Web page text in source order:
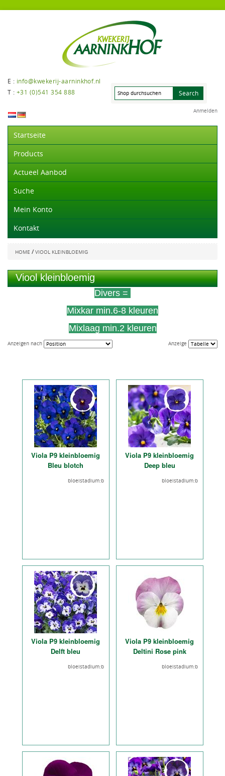
E : info@kwekerij-aarninkhof.nl
T : +31 (0)541 354 888
Anmelden
Startseite
Products
Actueel Aanbod
Suche
Mein Konto
Kontakt
HOME / VIOOL KLEINBLOEMIG
Viool kleinbloemig
Divers =
Mixkar min.6-8 kleuren
Mixlaag min.2 kleuren
Anzeige
Anzeigen nach
Viola P9 kleinbloemig
Bleu blotch
bloeistadium:b
Viola P9 kleinbloemig
Deep bleu
bloeistadium:b
Viola P9 kleinbloemig
Delft bleu
bloeistadium:b
Viola P9 kleinbloemig
Deltini Rose pink
bloeistadium:b